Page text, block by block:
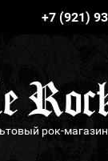
+7 (921)
рок-магазин